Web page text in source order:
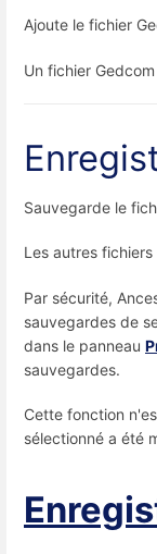
Ajoute le fichier
Un fichier
Sauvegarde le
Les autres
Par sécurité,
sauvegardes de
dans le panneau
sauvegardes.
Cette fonction
sélectionné a été